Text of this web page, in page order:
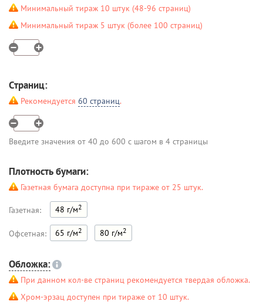
Минимальный тираж 10 штук (48-96 страниц)
Минимальный тираж 5 штук (более 100 страниц)
Страниц:
Рекомендуется 60 страниц.
Введите значения от 40 до 600 с шагом в 4 страницы
Плотность бумаги:
Газетная бумага доступна при тираже от 25 штук.
Газетная: 48 г/м2
Офсетная: 65 г/м2 80 г/м2
Обложка:
При данном кол-ве страниц рекомендуется твердая обложка.
Хром-эрзац доступен при тираже от 10 штук.